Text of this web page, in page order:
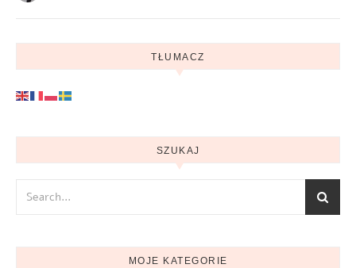
TŁUMACZ
SZUKAJ
MOJE KATEGORIE